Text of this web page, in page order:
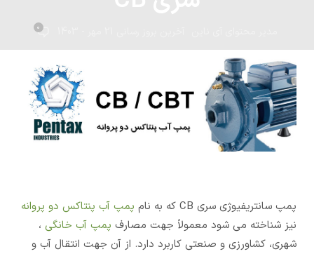
0
پمپ سانتریفیوژی سری CB که به نام
پمپ آب پنتاکس دو پروانه
نیز شناخته می شود معمولاً جهت مصارف پمپ آب خانگی ،
شهری، کشاورزی و صنعتی کاربرد دارد. از آن جهت انتقال آب و